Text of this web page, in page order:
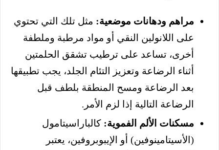
مراهم ودهانات موضعية: مثل تلك التي تحتوي
على اللانولين النقي أو مواد مرطبة وملطفة
أخرى، تساعد على ترطيب تشقق الحلمتين
أثناء الرضاعة وتعزيز التئام الجلد، يجب تطبيقها
بعد الرضاعة ومسح المنطقة بلطف قبل
الرضاعة التالية إذا لزم الأمر.
مسكنات الألم الفموية: كالباراسيتامول
(الأسيتامينوفين) أو الإيبوبروفين، يعتبر